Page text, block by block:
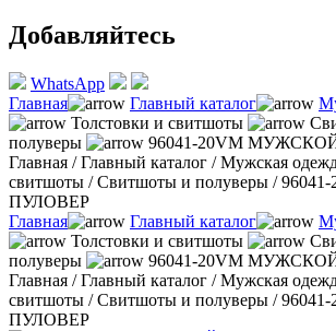
Добавляйтесь
WhatsApp
Главная
Главный каталог
Толстовки и свитшоты
полуверы
96041-20VM
Главная /Главный каталог /Мужская
свитшоты /Свитшоты и полуверы /
ПУЛОВЕР
Главная
Главный каталог
Толстовки и свитшоты
полуверы
96041-20VM
Главная /Главный каталог /Мужская
свитшоты /Свитшоты и полуверы /
ПУЛОВЕР